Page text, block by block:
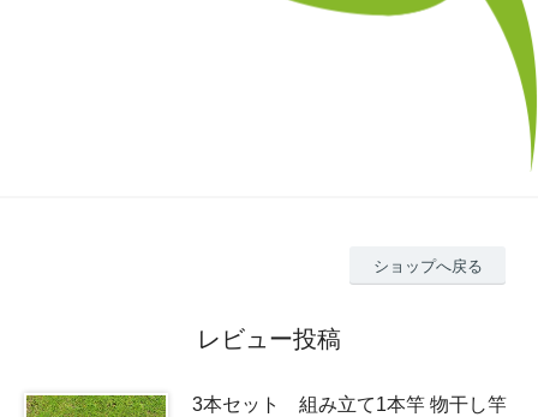
ショップへ戻る
レビュー投稿
3本セット 組み立て1本竿 物干し竿